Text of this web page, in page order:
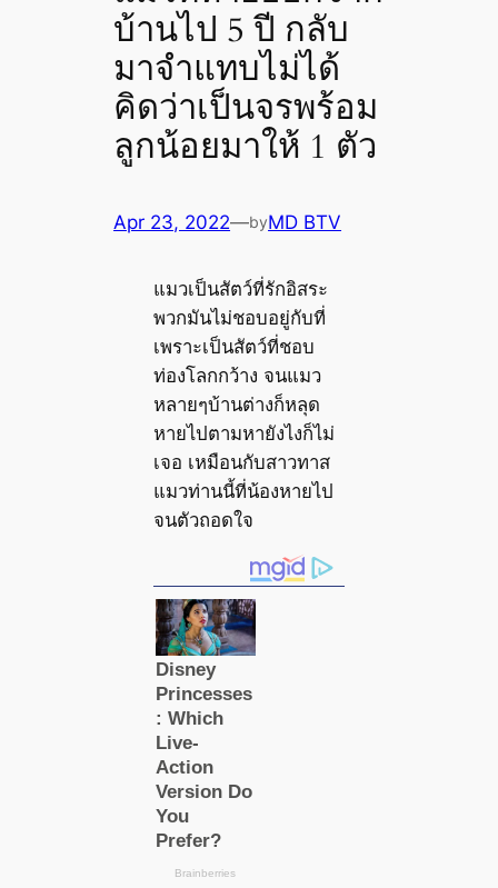
บ้านไป 5 ปี กลับ
มาจำแทบไม่ได้
คิดว่าเป็นจรพร้อม
ลูกน้อยมาให้ 1 ตัว
Apr 23, 2022—byMD BTV
แมวเป็นสัตว์ที่รักอิสระ
พวกมันไม่ชอบอยู่กับที่
เพราะเป็นสัตว์ที่ชอบ
ท่องโลกกว้าง จนแมว
หลายๆบ้านต่างก็หลุด
หายไปตามหายังไงก็ไม่
เจอ เหมือนกับสาวทาส
แมวท่านนี้ที่น้องหายไป
จนตัวถอดใจ